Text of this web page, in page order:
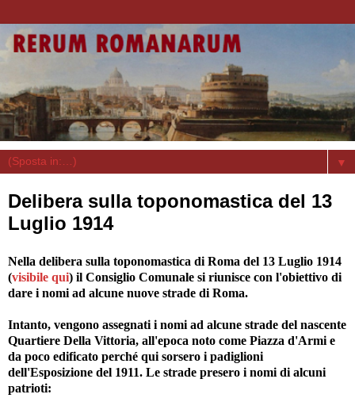
▼
Delibera sulla toponomastica del 13
Luglio 1914
Nella delibera sulla toponomastica di Roma del 13 Luglio 1914
(visibile qui) il Consiglio Comunale si riunisce con l'obiettivo di
dare i nomi ad alcune nuove strade di Roma.
Intanto, vengono assegnati i nomi ad alcune strade del nascente
Quartiere Della Vittoria, all'epoca noto come Piazza d'Armi e
da poco edificato perché qui sorsero i padiglioni
dell'Esposizione del 1911. Le strade presero i nomi di alcuni
patrioti: